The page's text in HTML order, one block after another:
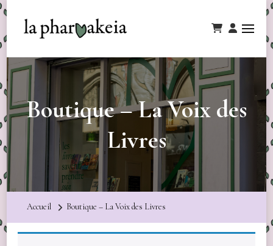
Boutique – La Voix des
Livres
Accueil Boutique – La Voix des Livres